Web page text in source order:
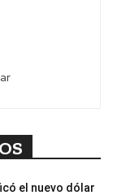
el nuevo dólar